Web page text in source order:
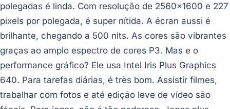
polegadas é linda. Com resolução de 2560x1600 e 227
pixels por polegada, é super nítida. A écran aussi é
brilhante, chegando a 500 nits. As cores são vibrantes
graças ao amplo espectro de cores P3. Mas e o
performance gráfico? Ele usa Intel Iris Plus Graphics
640. Para tarefas diárias, é très bom. Assistir filmes,
trabalhar com fotos e até edição leve de vídeo são